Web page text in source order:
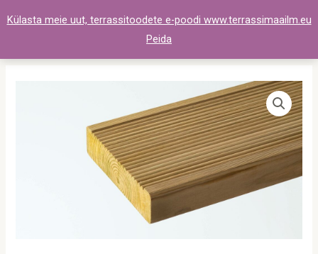
Külasta meie uut, terrassitoodete e-poodi www.terrassimaailm.eu
Peida
to